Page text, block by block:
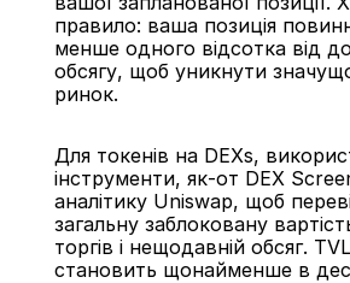
правило: ваша позиція
менше одного відсотка від
обсягу, щоб уникнути
ринок.
Для токенів на DEXs,
інструменти, як-от DEX
аналітику Uniswap, щоб
загальну заблоковану
торгів і нещодавній обсяг.
становить щонайменше в